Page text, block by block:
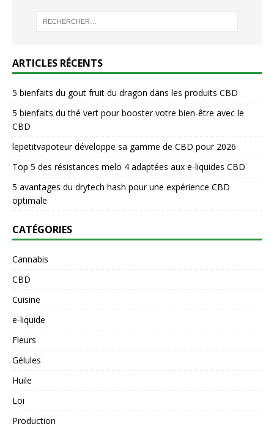
ARTICLES RÉCENTS
5 bienfaits du gout fruit du dragon dans les produits CBD
5 bienfaits du thé vert pour booster votre bien-être avec le
CBD
lepetitvapoteur développe sa gamme de CBD pour 2026
Top 5 des résistances melo 4 adaptées aux e-liquides CBD
5 avantages du drytech hash pour une expérience CBD
optimale
CATÉGORIES
Cannabis
CBD
Cuisine
e-liquide
Fleurs
Gélules
Huile
Loi
Production